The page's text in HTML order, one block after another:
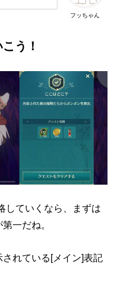
フッちゃん
う！
していくなら、まずは
一だね。
れている[メイン]表記